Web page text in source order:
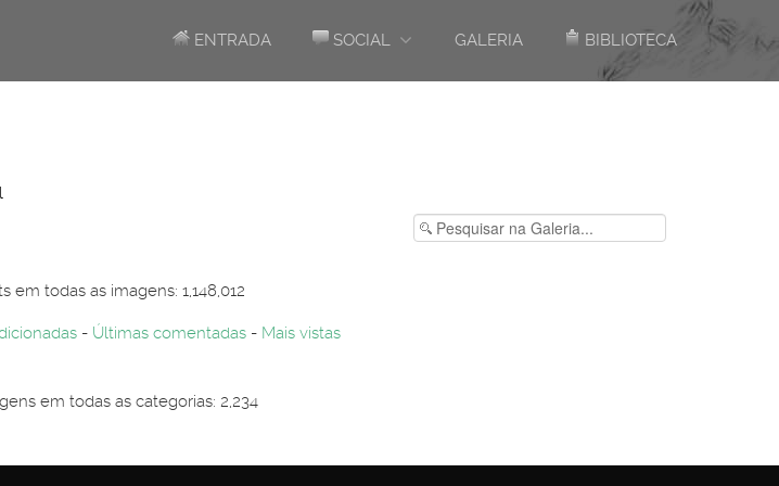
ENTRADA SOCIAL GALERIA BIBLIOTECA
em todas as imagens: 1,148,012
- Últimas comentadas - Mais vistas
em todas as categorias: 2,234